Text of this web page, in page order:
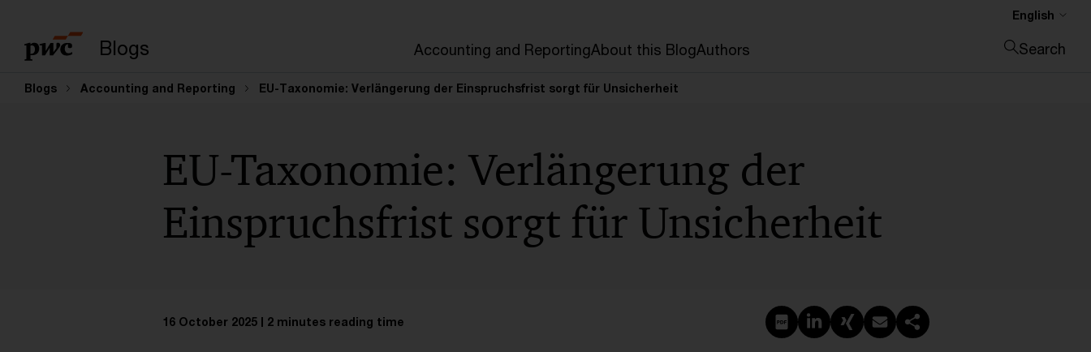
Blogs Accounting and ReportingAbout this BlogAuthors
English
Search
Close search
Blogs Accounting and Reporting EU-Taxonomie: Verlängerung der Einspruchsfrist sorgt für Unsicherheit
EU-Taxonomie: Verlängerung der
Einspruchsfrist sorgt für Unsicherheit
16 October 2025 2 minutes reading time Create PDF
Share on LinkedIn
Share on Xing
Share via email
Copy link